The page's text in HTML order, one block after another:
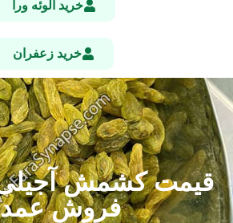
خرید آلوئه ورا
خرید زعفران
قیمت کشمش
فروش